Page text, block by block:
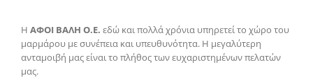
Η ΑΦΟΙ ΒΑΛΗ Ο.Ε. εδώ και πολλά χρόνια υπηρετεί το χώρο του
μαρμάρου με συνέπεια και υπευθυνότητα. Η μεγαλύτερη
ανταμοιβή μας είναι το πλήθος των ευχαριστημένων πελατών
μας.